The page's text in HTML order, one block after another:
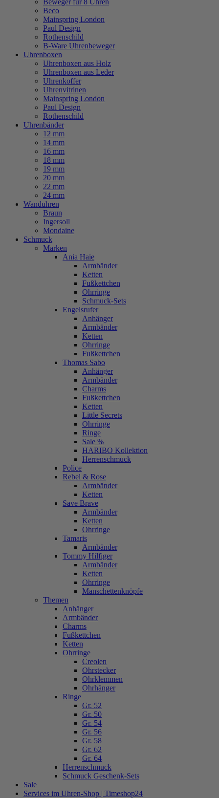
Beweger für 8 Uhren
Beco
Mainspring London
Paul Design
Rothenschild
B-Ware Uhrenbeweger
Uhrenboxen
Uhrenboxen aus Holz
Uhrenboxen aus Leder
Uhrenkoffer
Uhrenvitrinen
Mainspring London
Paul Design
Rothenschild
Uhrenbänder
12 mm
14 mm
16 mm
18 mm
19 mm
20 mm
22 mm
24 mm
Wanduhren
Braun
Ingersoll
Mondaine
Schmuck
Marken
Ania Haie
Armbänder
Ketten
Fußkettchen
Ohrringe
Schmuck-Sets
Engelsrufer
Anhänger
Armbänder
Ketten
Ohrringe
Fußkettchen
Thomas Sabo
Anhänger
Armbänder
Charms
Fußkettchen
Ketten
Little Secrets
Ohrringe
Ringe
Sale %
HARIBO Kollektion
Herrenschmuck
Police
Rebel & Rose
Armbänder
Ketten
Save Brave
Armbänder
Ketten
Ohrringe
Tamaris
Armbänder
Tommy Hilfiger
Armbänder
Ketten
Ohrringe
Manschettenknöpfe
Themen
Anhänger
Armbänder
Charms
Fußkettchen
Ketten
Ohrringe
Creolen
Ohrstecker
Ohrklemmen
Ohrhänger
Ringe
Gr. 52
Gr. 50
Gr. 54
Gr. 56
Gr. 58
Gr. 62
Gr. 64
Herrenschmuck
Schmuck Geschenk-Sets
Sale
Services im Uhren-Shop | Timeshop24